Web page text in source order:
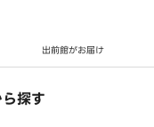
出前館がお届け
探す